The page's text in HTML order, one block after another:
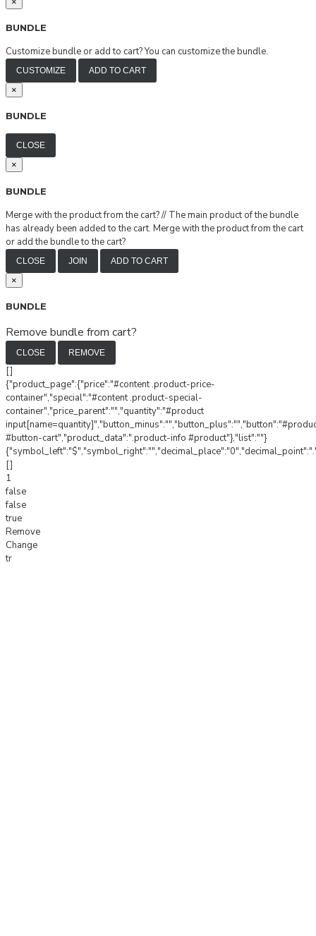
BUNDLE
Customize bundle or add to cart?You can customize the bundle.
CUSTOMIZE ADD TO CART
×
BUNDLE
CLOSE
×
BUNDLE
Merge with the product from the cart?// The main product of the bundle
has already been added to the cart. Merge with the product from the cart
or add the bundle to the cart?
CLOSE JOIN ADD TO CART
×
BUNDLE
Remove bundle from cart?
CLOSE REMOVE
[]
{"product_page":{"price":"#content .product-price-
container","special":"#content .product-special-
container","price_parent":"","quantity":"#product
#button-cart","product_data":".product-info #product"},"list":""}
[]
1
false
false
true
Remove
Change
tr